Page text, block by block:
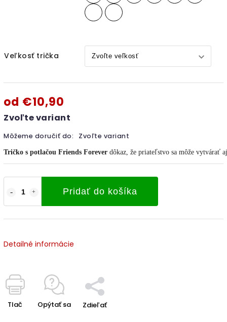
Veľkosť trička
od €10,90
Zvoľte variant
Môžeme doručiť do: Zvoľte variant
Pridať do košíka
Tričko s potlačou Friends Forever dôkaz, že priateľstvo sa môže vytvárať
Detailné informácie
Tlač Opýtať sa Zdieľať